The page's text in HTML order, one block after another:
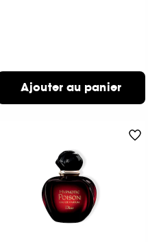
Ajouter au panier